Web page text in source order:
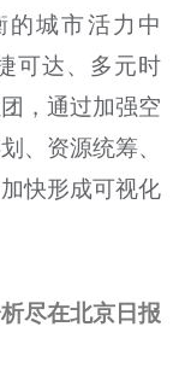
城市活力中
可达、多元时
，通过加强空
、资源统筹、
快形成可视化
尽在北京日报